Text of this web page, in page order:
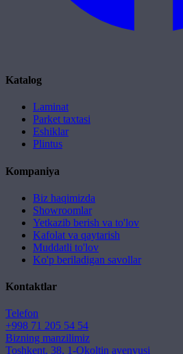
Katalog
Laminat
Parket taxtasi
Eshiklar
Plintus
Kompaniya
Biz haqimizda
Showroomlar
Yetkazib berish va to'lov
Kafolat va qaytarish
Muddatli to'lov
Ko'p beriladigan savollar
Kontaktlar
Telefon
+998 71 205 54 54
Bizning manzilimiz
Toshkent, 38, 1-Okoltin avenyusi